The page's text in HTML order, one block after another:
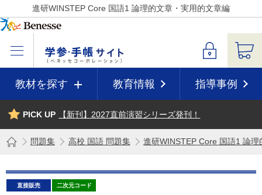
進研WINSTEP Core 国語1 論理的文章・実用的文章編
教材を探す 教育情報 指導事例
PICK UP 【新刊】2027直前演習シリーズ発刊！
問題集 高校 国語 問題集 進研WINSTEP Core 国語1 論
直接販売 二次元コード